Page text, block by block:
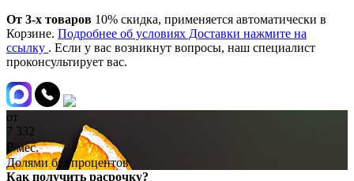
От 3-х товаров 10% скидка, применяется автоматически в
Корзине. Подробнее об условиях Доставки нажмите на
ссылку . Если у вас возникнут вопросы, наш специалист
проконсультирует вас.
от
7 332
₽/мес.
Долями без процентов
Как получить расрочку?